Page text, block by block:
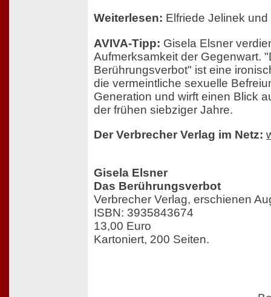
Weiterlesen: Elfriede Jelinek
AVIVA-Tipp: Gisela Elsner
Aufmerksamkeit der Gegenwart.
Berührungsverbot" ist eine
die vermeintliche sexuelle
Generation und wirft einen Blick
der frühen siebziger Jahre.
Der Verbrecher Verlag im Netz:
Gisela Elsner
Das Berührungsverbot
Verbrecher Verlag, erschienen
ISBN: 3935843674
13,00 Euro
Kartoniert, 200 Seiten.